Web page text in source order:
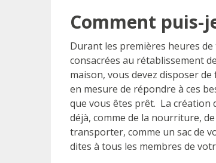
Comment puis-
Durant les premières heures
consacrées au rétablissement
maison, vous devez disposer
en mesure de répondre à ces
que vous êtes prêt. La création
déjà, comme de la nourriture,
transporter, comme un sac de
dites à tous les membres de